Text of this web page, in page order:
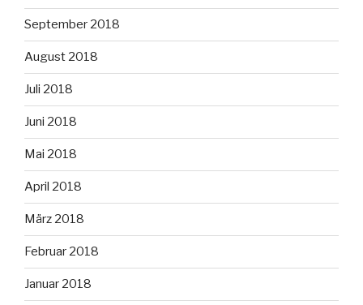
September 2018
August 2018
Juli 2018
Juni 2018
Mai 2018
April 2018
März 2018
Februar 2018
Januar 2018